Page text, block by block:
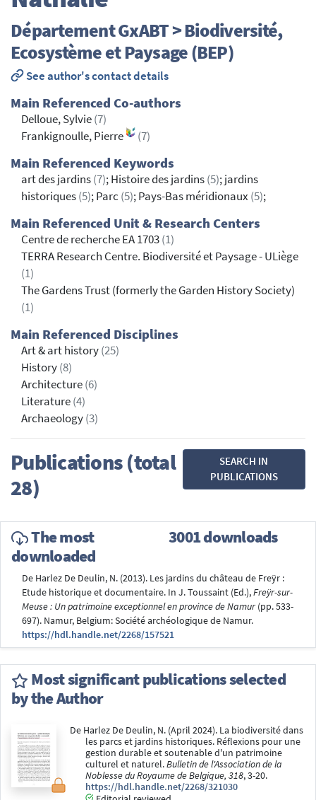
Département GxABT > Biodiversité,
Ecosystème et Paysage (BEP)
See author's contact details
Main Referenced Co-authors
Delloue, Sylvie(7)
Frankignoulle, Pierre
(7)
Main Referenced Keywords
art des jardins(7); Histoire des jardins(5); jardins
historiques(5); Parc (5); Pays-Bas méridionaux (5);
Main Referenced Unit & Research Centers
Centre de recherche EA 1703(1)
TERRA Research Centre. Biodiversité et Paysage - ULiège
(1)
The Gardens Trust (formerly the Garden History Society)
(1)
Main Referenced Disciplines
Art & art history(25)
History(8)
Architecture(6)
Literature(4)
Archaeology(3)
Publications (total
28)
SEARCH IN
PUBLICATIONS
The most
downloaded
3001 downloads
De Harlez De Deulin, N. (2013). Les jardins du château de Freÿr :
Etude historique et documentaire. In J. Toussaint (Ed.),Freÿr-sur-
Meuse : Un patrimoine exceptionnel en province de Namur(pp. 533-
697). Namur, Belgium: Société archéologique de Namur.
https://hdl.handle.net/2268/157521
Most significant publications selected
by the Author
De Harlez De Deulin, N. (April 2024). La biodiversité dans
les parcs et jardins historiques. Réflexions pour une
gestion durable et soutenable d'un patrimoine
culturel et naturel.Bulletin de l'Association de la
Noblesse du Royaume de Belgique, 318, 3-20.
https://hdl.handle.net/2268/321030